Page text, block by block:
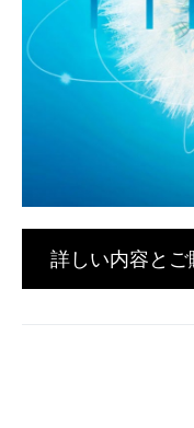
詳しい内容と